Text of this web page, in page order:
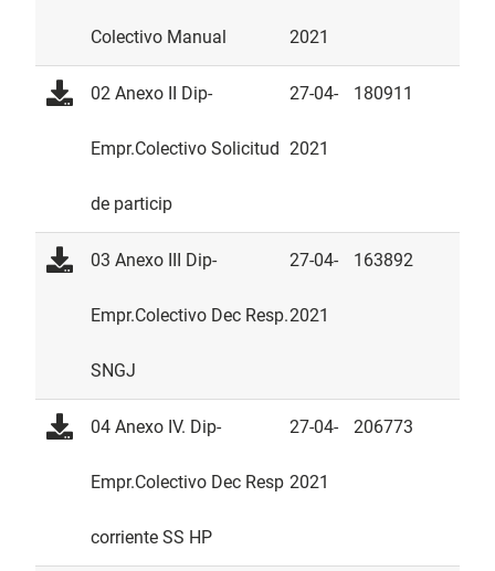
Colectivo Manual 2021
02 Anexo II Dip-
Empr.Colectivo Solicitud
de particip
27-04-
2021
180911
03 Anexo III Dip-
Empr.Colectivo Dec Resp.
SNGJ
27-04-
2021
163892
04 Anexo IV. Dip-
Empr.Colectivo Dec Resp
corriente SS HP
27-04-
2021
206773